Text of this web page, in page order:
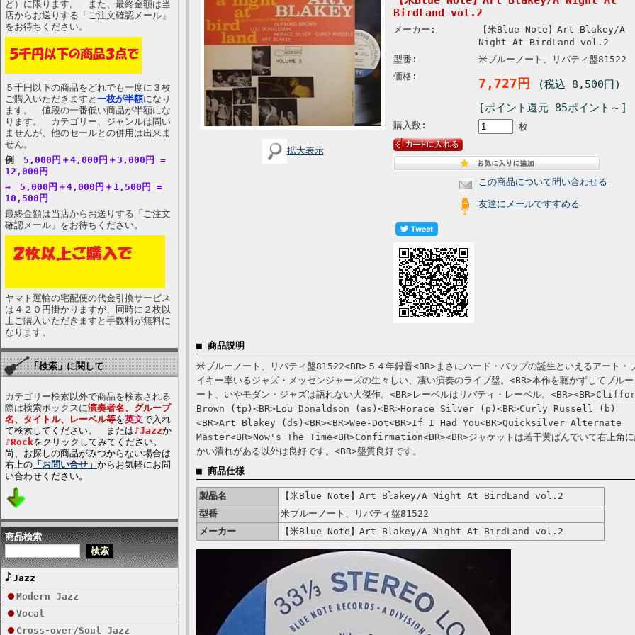
ど）に限ります。 また、最終金額は当
店からお送りする「ご注文確認メール」
をお待ちください。
５千円以下の商品をどれでも一度に３枚
ご購入いただきますと 一枚が半額になり
ます。 値段の一番低い商品が半額にな
ります。 カテゴリー、ジャンルは問い
ませんが、他のセールとの併用は出来ま
せん。
例
5,000円＋4,000円＋3,000円 =
12,000円
→ 5,000円＋4,000円＋1,500円 =
10,500円
最終金額は当店からお送りする「ご注文
確認メール」をお待ちください。
ヤマト運輸の宅配便の代金引換サービス
は４２０円掛かりますが、同時に２枚以
上ご購入いただきますと手数料が無料に
なります。
「検索」に関して
カテゴリー検索以外で商品を検索される
際は検索ボックスに演奏者名、グループ
名、タイトル、レーベル等を英文で入れ
て検索してください。 または♪Jazzか
♪Rockをクリックしてみてください。
尚、お探しの商品がみつからない場合は
右上の 「お問い合せ」 からお気軽にお問
い合わせください。
商品検索
Jazz
Modern Jazz
Vocal
Cross-over/Soul Jazz
拡大表示
BirdLand vol.2
メーカー:
【米Blue Note】Art Blakey/A
Night At BirdLand vol.2
型番:
米ブルーノート、リバティ盤81522
価格:
7,727円
(税込 8,500円)
[ポイント還元 85ポイント～]
購入数: 枚
この商品について問い合わせる
友達にメールですすめる
■ 商品説明
米ブルーノート、リバティ盤81522<BR>５４年録音<BR>まさにハード・バップの誕生といえるアート・
イキー率いるジャズ・メッセンジャーズの生々しい、凄い演奏のライブ盤。<BR>本作を聴かずしてブルー
ート、いやモダン・ジャズは語れない大傑作。<BR>レーベルはリバティ・レーベル。
Brown (tp)<BR>Lou Donaldson (as)<BR>Horace Silver (p)<BR>Curly Russell (b)
<BR>Art Blakey (ds)<BR><BR>Wee-Dot<BR>If I Had You<BR>Quicksilver Alternate
Master<BR>Now's The Time<BR>Confirmation<BR><BR>ジャケットは若干黄ばんでいて右上角に
かい潰れがある以外は良好です。<BR>盤質良好です。
■ 商品仕様
製品名
【米Blue Note】Art Blakey/A Night At BirdLand vol.2
型番
米ブルーノート、リバティ盤81522
メーカー
【米Blue Note】Art Blakey/A Night At BirdLand vol.2